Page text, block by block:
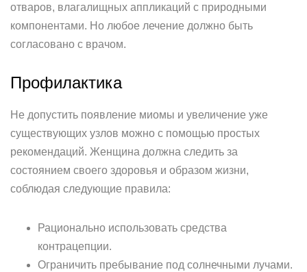
отваров, влагалищных аппликаций с природными
компонентами. Но любое лечение должно быть
согласовано с врачом.
Профилактика
Не допустить появление миомы и увеличение уже
существующих узлов можно с помощью простых
рекомендаций. Женщина должна следить за
состоянием своего здоровья и образом жизни,
соблюдая следующие правила:
Рационально использовать средства
контрацепции.
Ограничить пребывание под солнечными лучами.